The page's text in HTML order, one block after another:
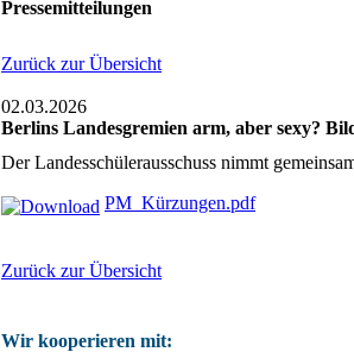
Pressemitteilungen
Zurück zur Übersicht
02.03.2026
Berlins Landesgremien arm, aber sexy?
Der Landesschülerausschuss nimmt
PM_Kürzungen.pdf
Zurück zur Übersicht
Wir kooperieren mit: